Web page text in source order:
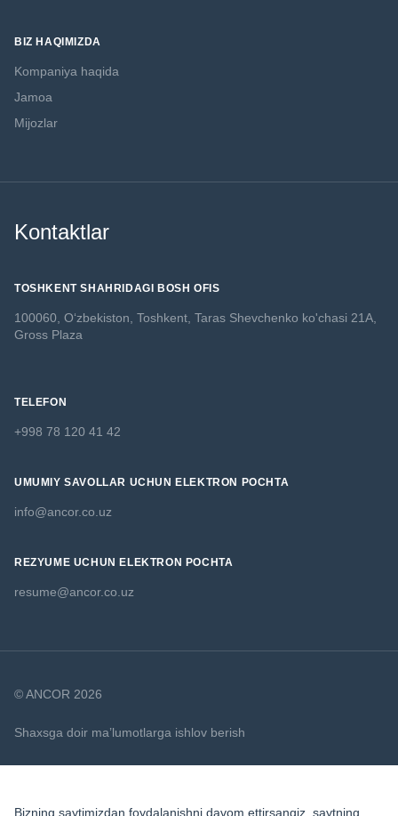
BIZ HAQIMIZDA
Kompaniya haqida
Jamoa
Mijozlar
Kontaktlar
TOSHKENT SHAHRIDAGI BOSH OFIS
100060, O‘zbekiston, Toshkent, Taras Shevchenko ko'chasi 21A,
Gross Plaza
TELEFON
+998 78 120 41 42
UMUMIY SAVOLLAR UCHUN ELEKTRON POCHTA
info@ancor.co.uz
REZYUME UCHUN ELEKTRON POCHTA
resume@ancor.co.uz
© ANCOR 2026
Shaxsga doir ma’lumotlarga ishlov berish
Bizning saytimizdan foydalanishni davom ettirsangiz, saytning